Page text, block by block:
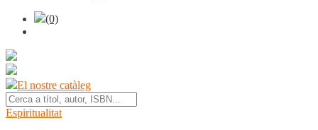
(0)
El nostre catàleg
Espiritualitat